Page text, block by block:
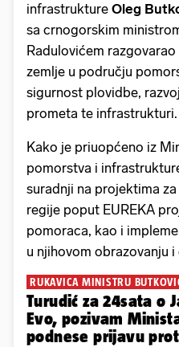
infrastrukture Oleg
sa crnogorskim
Radulovićem
zemlje u području
sigurnost plovidbe,
prometa te infrastrukturi.
Kako je priuopćeno iz
pomorstva i
suradnji na projektima
regije poput EUREKA
pomoraca, kao i
u njihovom obrazovanju i
RUKAVICA MINISTRU
Turudić za 24sata o
Evo, pozivam
podnese prijavu